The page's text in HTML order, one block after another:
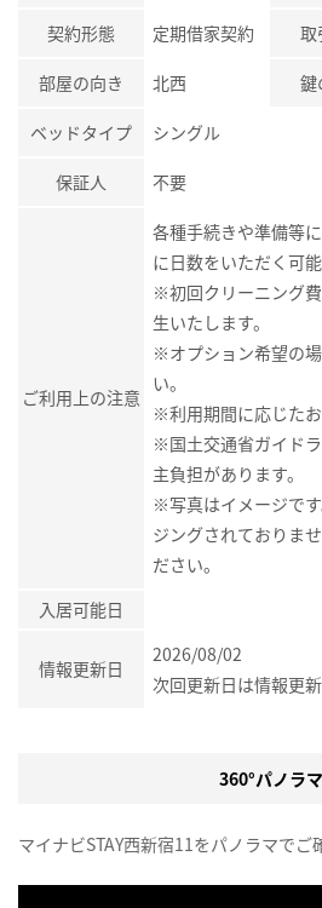
契約形態 定期借家契約 取
部屋の向き 北西 鍵
ベッドタイプ シングル
保証人 不要
ご利用上の注意
各種手続きや準備等
に日数をいただく可能
※初回クリーニング
生いたします。
※オプション希望の
い。
※利用期間に応じたお
※国土交通省ガイド
主負担があります。
※写真はイメージで
ジングされておりま
ださい。
入居可能日
情報更新日
2026/08/02
次回更新日は情報更
360°パノラマ
マイナビSTAY西新宿11をパノラマでご